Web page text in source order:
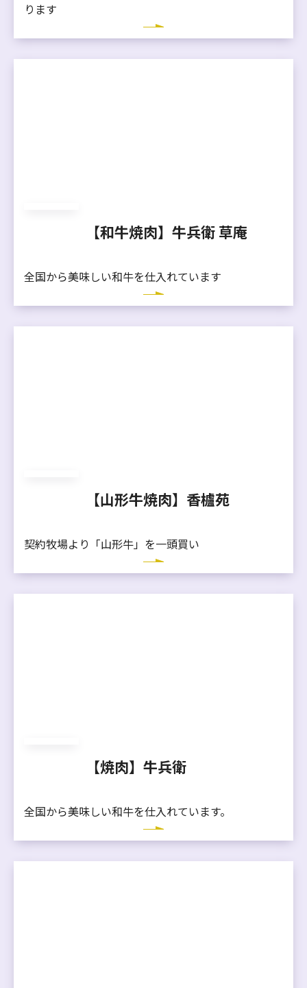
ります
【和牛焼肉】牛兵衛 草庵
全国から美味しい和牛を仕入れています
【山形牛焼肉】香櫨苑
契約牧場より「山形牛」を一頭買い
【焼肉】牛兵衛
全国から美味しい和牛を仕入れています。